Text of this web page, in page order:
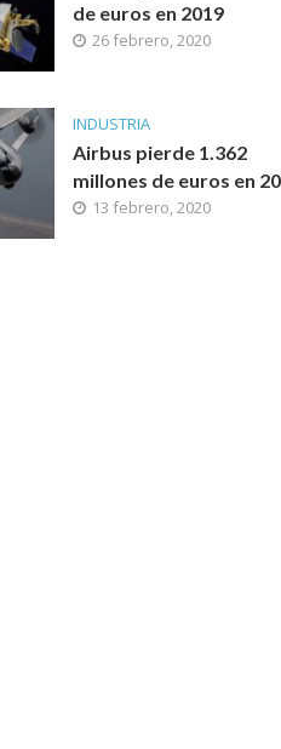
de euros en 2019
26 febrero, 2020
INDUSTRIA
Airbus pierde 1.362
millones de euros en
13 febrero, 2020